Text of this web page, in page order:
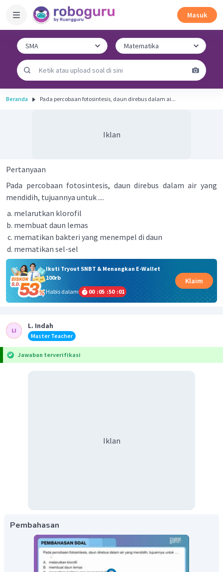
Masuk
Beranda Pada percobaan fotosintesis, daun direbus dalam ai...
Iklan
Pertanyaan
Pada percobaan fotosintesis, daun direbus dalam air yang
mendidih, tujuannya untuk ....
melarutkan klorofil
membuat daun lemas
mematikan bakteri yang menempel di daun
mematikan sel-sel
Ikuti Tryout SNBT & Menangkan E-Wallet
100rb
Habis dalam
00 :05 :50 :01
Klaim
L. Indah
Master Teacher
Jawaban terverifikasi
Iklan
Pembahasan